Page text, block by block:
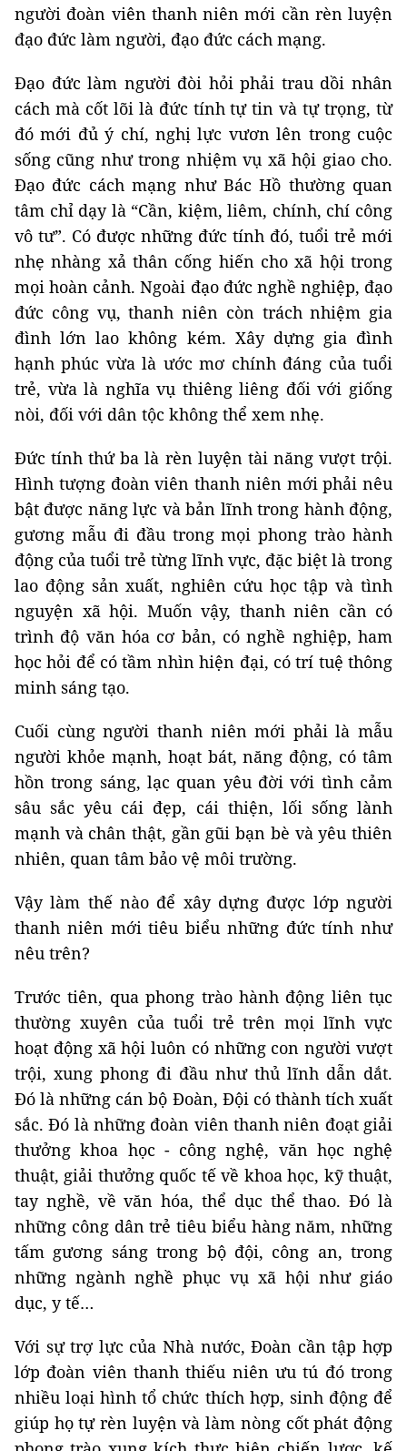
người đoàn viên thanh niên mới cần rèn luyện
đạo đức làm người, đạo đức cách mạng.
Đạo đức làm người đòi hỏi phải trau dồi nhân
cách mà cốt lõi là đức tính tự tin và tự trọng, từ
đó mới đủ ý chí, nghị lực vươn lên trong cuộc
sống cũng như trong nhiệm vụ xã hội giao cho.
Đạo đức cách mạng như Bác Hồ thường quan
tâm chỉ dạy là “Cần, kiệm, liêm, chính, chí công
vô tư”. Có được những đức tính đó, tuổi trẻ mới
nhẹ nhàng xả thân cống hiến cho xã hội trong
mọi hoàn cảnh. Ngoài đạo đức nghề nghiệp, đạo
đức công vụ, thanh niên còn trách nhiệm gia
đình lớn lao không kém. Xây dựng gia đình
hạnh phúc vừa là ước mơ chính đáng của tuổi
trẻ, vừa là nghĩa vụ thiêng liêng đối với giống
nòi, đối với dân tộc không thể xem nhẹ.
Đức tính thứ ba là rèn luyện tài năng vượt trội.
Hình tượng đoàn viên thanh niên mới phải nêu
bật được năng lực và bản lĩnh trong hành động,
gương mẫu đi đầu trong mọi phong trào hành
động của tuổi trẻ từng lĩnh vực, đặc biệt là trong
lao động sản xuất, nghiên cứu học tập và tình
nguyện xã hội. Muốn vậy, thanh niên cần có
trình độ văn hóa cơ bản, có nghề nghiệp, ham
học hỏi để có tầm nhìn hiện đại, có trí tuệ thông
minh sáng tạo.
Cuối cùng người thanh niên mới phải là mẫu
người khỏe mạnh, hoạt bát, năng động, có tâm
hồn trong sáng, lạc quan yêu đời với tình cảm
sâu sắc yêu cái đẹp, cái thiện, lối sống lành
mạnh và chân thật, gần gũi bạn bè và yêu thiên
nhiên, quan tâm bảo vệ môi trường.
Vậy làm thế nào để xây dựng được lớp người
thanh niên mới tiêu biểu những đức tính như
nêu trên?
Trước tiên, qua phong trào hành động liên tục
thường xuyên của tuổi trẻ trên mọi lĩnh vực
hoạt động xã hội luôn có những con người vượt
trội, xung phong đi đầu như thủ lĩnh dẫn dắt.
Đó là những cán bộ Đoàn, Đội có thành tích xuất
sắc. Đó là những đoàn viên thanh niên đoạt giải
thưởng khoa học - công nghệ, văn học nghệ
thuật, giải thưởng quốc tế về khoa học, kỹ thuật,
tay nghề, về văn hóa, thể dục thể thao. Đó là
những công dân trẻ tiêu biểu hàng năm, những
tấm gương sáng trong bộ đội, công an, trong
những ngành nghề phục vụ xã hội như giáo
dục, y tế…
Với sự trợ lực của Nhà nước, Đoàn cần tập hợp
lớp đoàn viên thanh thiếu niên ưu tú đó trong
nhiều loại hình tổ chức thích hợp, sinh động để
giúp họ tự rèn luyện và làm nòng cốt phát động